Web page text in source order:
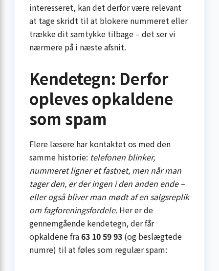
interesseret, kan det derfor være relevant
at tage skridt til at blokere nummeret eller
trække dit samtykke tilbage – det ser vi
nærmere på i næste afsnit.
Kendetegn: Derfor
opleves opkaldene
som spam
Flere læsere har kontaktet os med den
samme historie: telefonen blinker,
nummeret ligner et fastnet, men når man
tager den, er der ingen i den anden ende –
eller også bliver man mødt af en salgsreplik
om fagforeningsfordele. Her er de
gennemgående kendetegn, der får
opkaldene fra63 10 59 93 (og beslægtede
numre) til at føles som regulær spam: